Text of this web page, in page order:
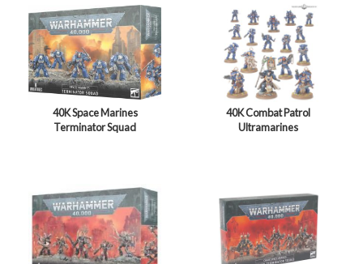
40K Space Marines
Terminator Squad
40K Combat Patrol
Ultramarines